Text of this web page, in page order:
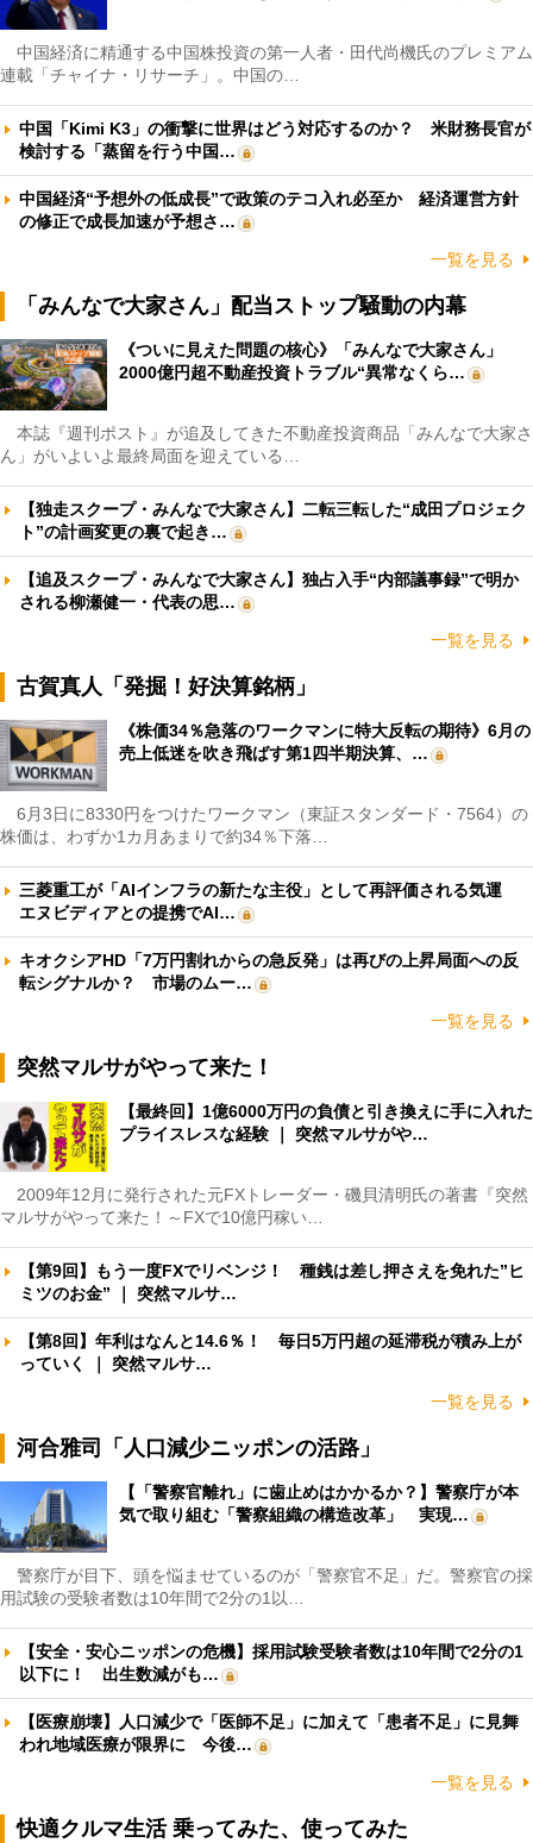
中国経済に精通する中国株投資の第一人者・田代尚機氏のプレミアム
連載「チャイナ・リサーチ」。中国の…
中国「Kimi K3」の衝撃に世界はどう対応するのか？ 米財務長官が
検討する「蒸留を行う中国…
中国経済“予想外の低成長”で政策のテコ入れ必至か 経済運営方針
の修正で成長加速が予想さ…
一覧を見る
「みんなで大家さん」配当ストップ騒動の内幕
《ついに見えた問題の核心》「みんなで大家さん」
2000億円超不動産投資トラブル“異常なくら…
本誌『週刊ポスト』が追及してきた不動産投資商品「みんなで大家さ
ん」がいよいよ最終局面を迎えている…
【独走スクープ・みんなで大家さん】二転三転した“成田プロジェク
ト”の計画変更の裏で起き…
【追及スクープ・みんなで大家さん】独占入手“内部議事録”で明か
される柳瀬健一・代表の思…
一覧を見る
古賀真人「発掘！好決算銘柄」
《株価34％急落のワークマンに特大反転の期待》6月の
売上低迷を吹き飛ばす第1四半期決算、…
6月3日に8330円をつけたワークマン（東証スタンダード・7564）の
株価は、わずか1カ月あまりで約34％下落…
三菱重工が「AIインフラの新たな主役」として再評価される気運
エヌビディアとの提携でAI…
キオクシアHD「7万円割れからの急反発」は再びの上昇局面への反
転シグナルか？ 市場のムー…
一覧を見る
突然マルサがやって来た！
【最終回】1億6000万円の負債と引き換えに手に入れた
プライスレスな経験 ｜ 突然マルサがや…
2009年12月に発行された元FXトレーダー・磯貝清明氏の著書『突然
マルサがやって来た！～FXで10億円稼い…
【第9回】もう一度FXでリベンジ！ 種銭は差し押さえを免れた”ヒ
ミツのお金” ｜ 突然マルサ…
【第8回】年利はなんと14.6％！ 毎日5万円超の延滞税が積み上が
っていく ｜ 突然マルサ…
一覧を見る
河合雅司「人口減少ニッポンの活路」
【「警察官離れ」に歯止めはかかるか？】警察庁が本
気で取り組む「警察組織の構造改革」 実現…
警察庁が目下、頭を悩ませているのが「警察官不足」だ。警察官の採
用試験の受験者数は10年間で2分の1以…
【安全・安心ニッポンの危機】採用試験受験者数は10年間で2分の1
以下に！ 出生数減がも…
【医療崩壊】人口減少で「医師不足」に加えて「患者不足」に見舞
われ地域医療が限界に 今後…
一覧を見る
快適クルマ生活 乗ってみた、使ってみた